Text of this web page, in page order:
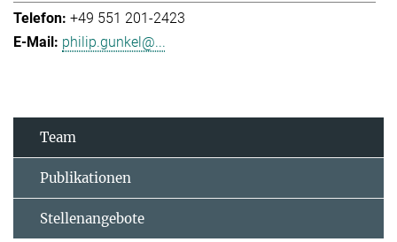
+49 551 201-2423
philip.gunkel@...
Team
Publikationen
Stellenangebote